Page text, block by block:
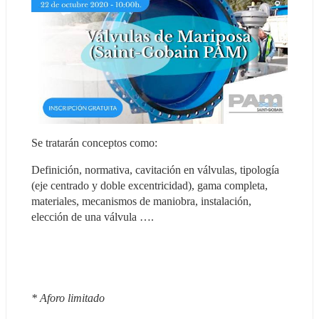
Se tratarán conceptos como:
Definición, normativa, cavitación en válvulas, tipología
(eje centrado y doble excentricidad), gama completa,
materiales, mecanismos de maniobra, instalación,
elección de una válvula ….
* Aforo limitado